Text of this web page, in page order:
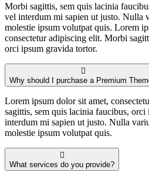
Morbi sagittis, sem quis lacinia
vel interdum mi sapien ut justo. Nulla
molestie ipsum volutpat quis. Lorem
consectetur adipiscing elit. Morbi
orci ipsum gravida tortor.
Why should I purchase a Premium
Lorem ipsum dolor sit amet,
sagittis, sem quis lacinia faucibus,
interdum mi sapien ut justo. Nulla
molestie ipsum volutpat quis.
What services do you provide?